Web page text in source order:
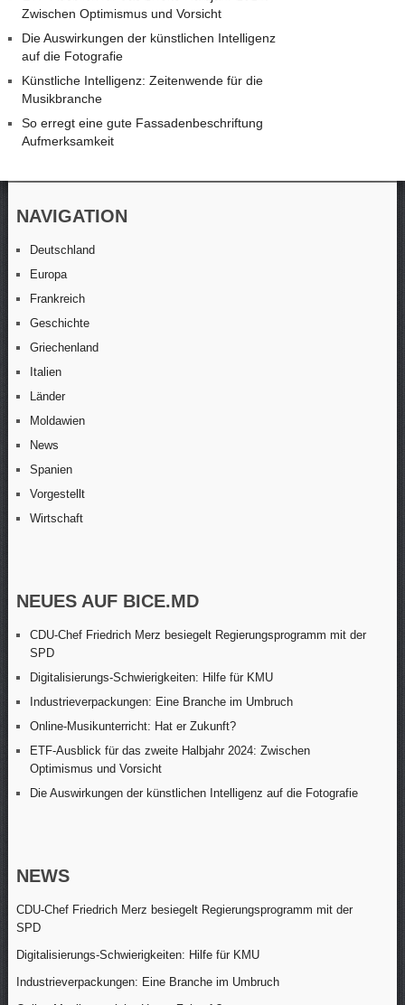
Zwischen Optimismus und Vorsicht
Die Auswirkungen der künstlichen Intelligenz
auf die Fotografie
Künstliche Intelligenz: Zeitenwende für die
Musikbranche
So erregt eine gute Fassadenbeschriftung
Aufmerksamkeit
NAVIGATION
Deutschland
Europa
Frankreich
Geschichte
Griechenland
Italien
Länder
Moldawien
News
Spanien
Vorgestellt
Wirtschaft
NEUES AUF BICE.MD
CDU-Chef Friedrich Merz besiegelt Regierungsprogramm mit der
SPD
Digitalisierungs-Schwierigkeiten: Hilfe für KMU
Industrieverpackungen: Eine Branche im Umbruch
Online-Musikunterricht: Hat er Zukunft?
ETF-Ausblick für das zweite Halbjahr 2024: Zwischen
Optimismus und Vorsicht
Die Auswirkungen der künstlichen Intelligenz auf die Fotografie
NEWS
CDU-Chef Friedrich Merz besiegelt Regierungsprogramm mit der
SPD
Digitalisierungs-Schwierigkeiten: Hilfe für KMU
Industrieverpackungen: Eine Branche im Umbruch